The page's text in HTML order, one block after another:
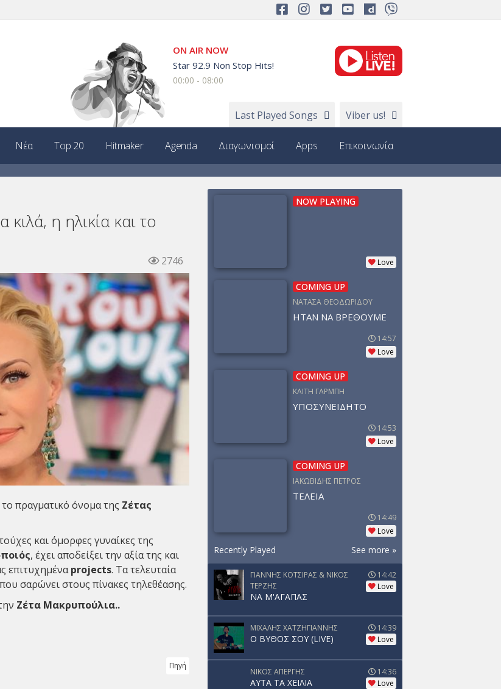
ON AIR NOW
Star 92.9 Non Stop Hits!
00:00 - 08:00
Last Played Songs Viber us!
Νέα Top 20 Hitmaker Agenda Διαγωνισμοί Apps Επικοινωνία
η ηλικία και το
2746
πραγματικό όνομα της Ζέτας
και όμορφες γυναίκες της
, έχει αποδείξει την αξία της και
επιτυχημέναprojects. Τα τελευταία
σαρώνει στους πίνακες τηλεθέασης.
Ζέτα Μακρυπούλια..
Πηγή
NOW PLAYING
Love
COMING UP
ΝΑΤΑΣΑ ΘΕΟΔΩΡΙΔΟΥ
ΗΤΑΝ ΝΑ ΒΡΕΘΟΥΜΕ
14:57
Love
COMING UP
ΚΑΙΤΗ ΓΑΡΜΠΗ
ΥΠΟΣΥΝΕΙΔΗΤΟ
14:53
Love
COMING UP
ΙΑΚΩΒΙΔΗΣ ΠΕΤΡΟΣ
ΤΕΛΕΙΑ
14:49
Love
Recently Played See more »
ΓΙΑΝΝΗΣ ΚΟΤΣΙΡΑΣ & ΝΙΚΟΣ
ΤΕΡΖΗΣ
ΝΑ Μ'ΑΓΑΠΑΣ
14:42
Love
ΜΙΧΑΛΗΣ ΧΑΤΖΗΓΙΑΝΝΗΣ
Ο ΒΥΘΟΣ ΣΟΥ (LIVE)
14:39
Love
ΝΙΚΟΣ ΑΠΕΡΓΗΣ
ΑΥΤΑ ΤΑ ΧΕΙΛΙΑ
14:36
Love